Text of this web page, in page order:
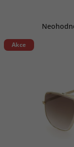
produktu
Akce